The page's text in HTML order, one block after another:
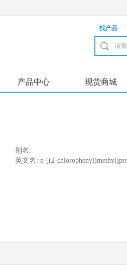
找产品
产品中心 现货商城
别名:
英文名: n-[(2-